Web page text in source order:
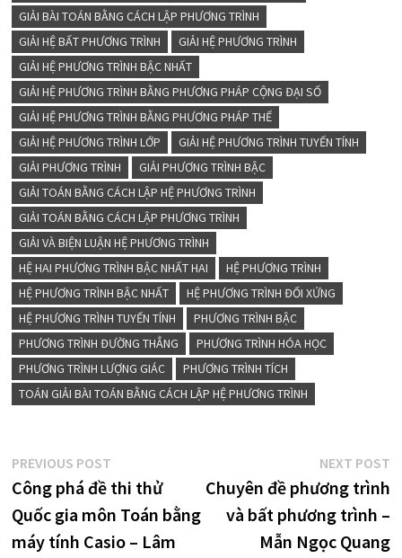
GIẢI BÀI TOÁN BẰNG CÁCH LẬP PHƯƠNG TRÌNH
GIẢI HỆ BẤT PHƯƠNG TRÌNH
GIẢI HỆ PHƯƠNG TRÌNH
GIẢI HỆ PHƯƠNG TRÌNH BẬC NHẤT
GIẢI HỆ PHƯƠNG TRÌNH BẰNG PHƯƠNG PHÁP CỘNG ĐẠI SỐ
GIẢI HỆ PHƯƠNG TRÌNH BẰNG PHƯƠNG PHÁP THẾ
GIẢI HỆ PHƯƠNG TRÌNH LỚP
GIẢI HỆ PHƯƠNG TRÌNH TUYẾN TÍNH
GIẢI PHƯƠNG TRÌNH
GIẢI PHƯƠNG TRÌNH BẬC
GIẢI TOÁN BẰNG CÁCH LẬP HỆ PHƯƠNG TRÌNH
GIẢI TOÁN BẰNG CÁCH LẬP PHƯƠNG TRÌNH
GIẢI VÀ BIỆN LUẬN HỆ PHƯƠNG TRÌNH
HỆ HAI PHƯƠNG TRÌNH BẬC NHẤT HAI
HỆ PHƯƠNG TRÌNH
HỆ PHƯƠNG TRÌNH BẬC NHẤT
HỆ PHƯƠNG TRÌNH ĐỐI XỨNG
HỆ PHƯƠNG TRÌNH TUYẾN TÍNH
PHƯƠNG TRÌNH BẬC
PHƯƠNG TRÌNH ĐƯỜNG THẲNG
PHƯƠNG TRÌNH HÓA HỌC
PHƯƠNG TRÌNH LƯỢNG GIÁC
PHƯƠNG TRÌNH TÍCH
TOÁN GIẢI BÀI TOÁN BẰNG CÁCH LẬP HỆ PHƯƠNG TRÌNH
Điều
hướng
bài
PREVIOUS POSTPrevious
post:
Công phá đề thi thử
Quốc gia môn Toán bằng
máy tính Casio – Lâm
NEXT POST
Chuyên đề phương trình
và bất phương trình –
Mẫn Ngọc Quang